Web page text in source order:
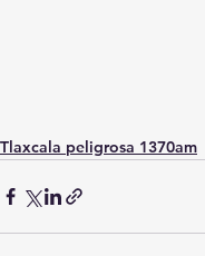
Tlaxcala peligrosa 1370am